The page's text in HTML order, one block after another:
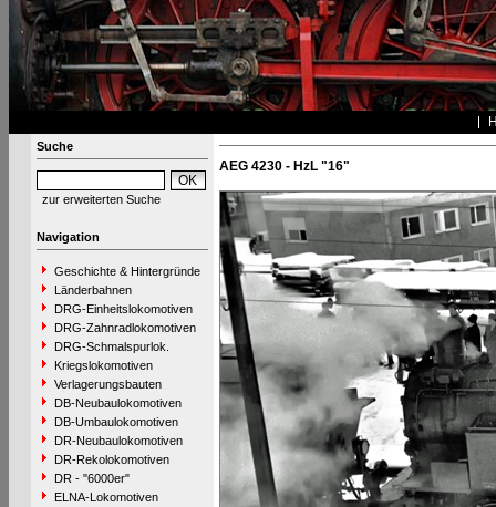
Suche
zur erweiterten Suche
Navigation
Geschichte & Hintergründe
Länderbahnen
DRG-Einheitslokomotiven
DRG-Zahnradlokomotiven
DRG-Schmalspurlok.
Kriegslokomotiven
Verlagerungsbauten
DB-Neubaulokomotiven
DB-Umbaulokomotiven
DR-Neubaulokomotiven
DR-Rekolokomotiven
DR - "6000er"
ELNA-Lokomotiven
AEG 4230 - HzL "16"